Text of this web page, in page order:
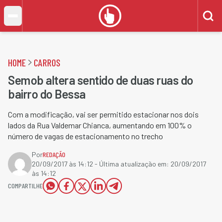
HOME CARROS
Semob altera sentido de duas ruas do
bairro do Bessa
Com a modificação, vai ser permitido estacionar nos dois
lados da Rua Valdemar Chianca, aumentando em 100% o
número de vagas de estacionamento no trecho
PorREDAÇÃO
20/09/2017 às 14:12 - Última atualização em: 20/09/2017
às 14:12
COMPARTILHE